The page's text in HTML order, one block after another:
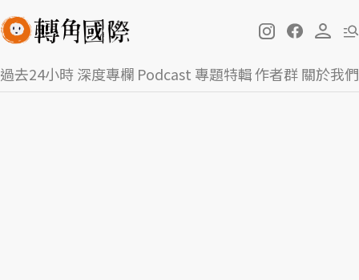
過去24小時深度專欄 Podcast 專題特輯作者群關於我們